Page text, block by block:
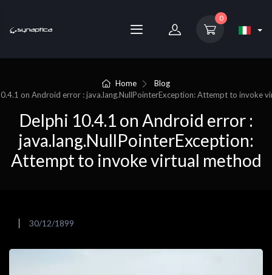
0
Home
Blog
on Android error : java.lang.NullPointerException: Attempt to invoke
Delphi 10.4.1 on Android error :
java.lang.NullPointerException:
Attempt to invoke virtual method
30/12/1899